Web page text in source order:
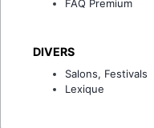
FAQ Premium
DIVERS
Salons, Festivals
Lexique